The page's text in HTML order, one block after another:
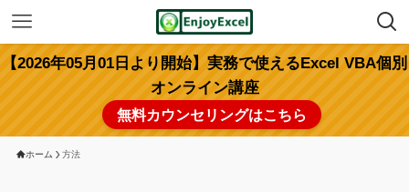
【2026年05月01日より開始】実務で使えるExcel VBA個別
オンライン講座
無料カウンセリングはこちら
ホーム 方法